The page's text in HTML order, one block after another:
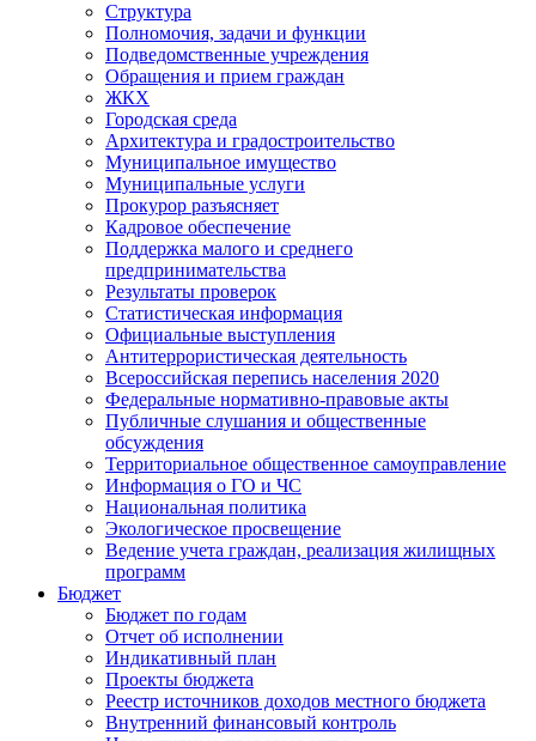
Структура
Полномочия, задачи и функции
Подведомственные учреждения
Обращения и прием граждан
ЖКХ
Городская среда
Архитектура и градостроительство
Муниципальное имущество
Муниципальные услуги
Прокурор разъясняет
Кадровое обеспечение
Поддержка малого и среднего
предпринимательства
Результаты проверок
Статистическая информация
Официальные выступления
Антитеррористическая деятельность
Всероссийская перепись населения 2020
Федеральные нормативно-правовые акты
Публичные слушания и общественные
обсуждения
Территориальное общественное самоуправление
Информация о ГО и ЧС
Национальная политика
Экологическое просвещение
Ведение учета граждан, реализация жилищных
программ
Бюджет
Бюджет по годам
Отчет об исполнении
Индикативный план
Проекты бюджета
Реестр источников доходов местного бюджета
Внутренний финансовый контроль